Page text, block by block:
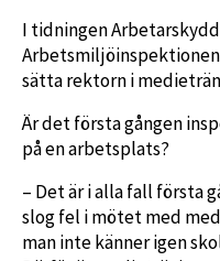
I tidningen
sätta rektorn i
Är det första gången
på en arbetsplats?
– Det är i alla fall första
slog fel i mötet med
man inte känner igen